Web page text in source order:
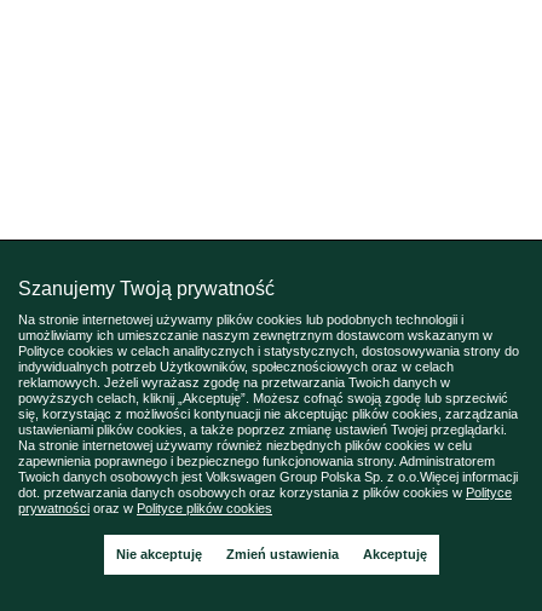
Szanujemy Twoją prywatność
Na stronie internetowej używamy plików cookies lub podobnych technologii i
umożliwiamy ich umieszczanie naszym zewnętrznym dostawcom wskazanym w
Polityce cookies w celach analitycznych i statystycznych, dostosowywania strony do
indywidualnych potrzeb Użytkowników, społecznościowych oraz w celach
reklamowych. Jeżeli wyrażasz zgodę na przetwarzania Twoich danych w
powyższych celach, kliknij „Akceptuję”. Możesz cofnąć swoją zgodę lub sprzeciwić
się, korzystając z możliwości kontynuacji nie akceptując plików cookies, zarządzania
ustawieniami plików cookies, a także poprzez zmianę ustawień Twojej przeglądarki.
Na stronie internetowej używamy również niezbędnych plików cookies w celu
zapewnienia poprawnego i bezpiecznego funkcjonowania strony. Administratorem
Twoich danych osobowych jest Volkswagen Group Polska Sp. z o.o.Więcej informacji
dot. przetwarzania danych osobowych oraz korzystania z plików cookies w Polityce
prywatności oraz w Polityce plików cookies
Nie akceptuję Zmień ustawienia Akceptuję